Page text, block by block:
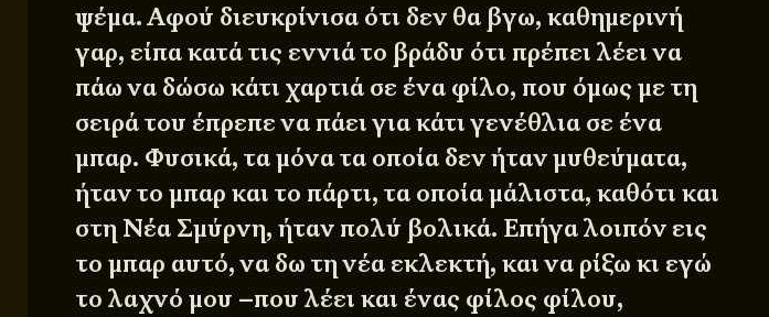
ψέμα. Αφού διευκρίνισα ότι δεν θα βγω, καθημερινή
γαρ, είπα κατά τις εννιά το βράδυ ότι πρέπει λέει να
πάω να δώσω κάτι χαρτιά σε ένα φίλο, που όμως με τη
σειρά του έπρεπε να πάει για κάτι γενέθλια σε ένα
μπαρ. Φυσικά, τα μόνα τα οποία δεν ήταν μυθεύματα,
ήταν το μπαρ και το πάρτι, τα οποία μάλιστα, καθότι και
στη Νέα Σμύρνη, ήταν πολύ βολικά. Επήγα λοιπόν εις
το μπαρ αυτό, να δω τη νέα εκλεκτή, και να ρίξω κι εγώ
το λαχνό μου –που λέει και ένας φίλος φίλου,